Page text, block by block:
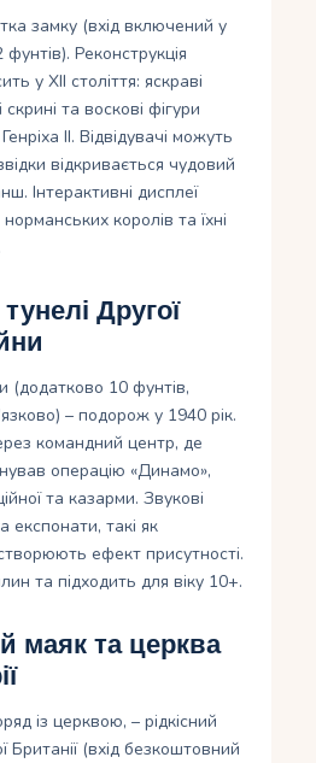
замку (вхід включений у
Реконструкція
у XII століття: яскраві
та воскові фігури
II. Відвідувачі можуть
відкривається чудовий
Інтерактивні дисплеї
королів та їхні
Другої
(додатково 10 фунтів,
– подорож у 1940 рік.
командний центр, де
операцію «Динамо»,
та казарми. Звукові
експонати, такі як
ефект присутності.
та підходить для віку 10+.
маяк та церква
із церквою, – рідкісний
Британії (вхід безкоштовний